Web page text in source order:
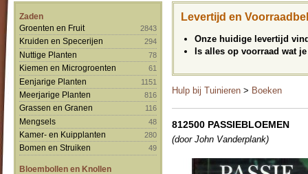
Zaden
Groenten en Fruit
2843
Kruiden en Specerijen 294
Nuttige Planten 78
Kiemen en Microgroenten 61
Eenjarige Planten 1151
Meerjarige Planten 816
Grassen en Granen 116
Mengsels 48
Kamer- en Kuipplanten 280
Bomen en Struiken 49
Bloembollen en Knollen
Levertijd en
Onze huidige levertijd
Is alles op voorraad wat
Hulp bij Tuinieren > Boeken
812500 PASSIEBLOEMEN
(door John Vanderplank)